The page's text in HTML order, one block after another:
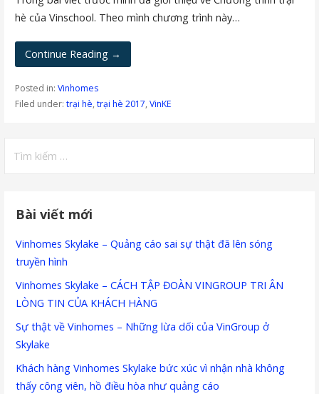
hè của Vinschool. Theo mình chương trình này…
Continue Reading →
Posted in: Vinhomes
Filed under: trại hè, trại hè 2017, VinKE
kiếm
Bài viết mới
Vinhomes Skylake – Quảng cáo sai sự thật đã lên sóng
truyền hình
Vinhomes Skylake – CÁCH TẬP ĐOÀN VINGROUP TRI ÂN
LÒNG TIN CỦA KHÁCH HÀNG
Sự thật về Vinhomes – Những lừa dối của VinGroup ở
Skylake
Khách hàng Vinhomes Skylake bức xúc vì nhận nhà không
thấy công viên, hồ điều hòa như quảng cáo